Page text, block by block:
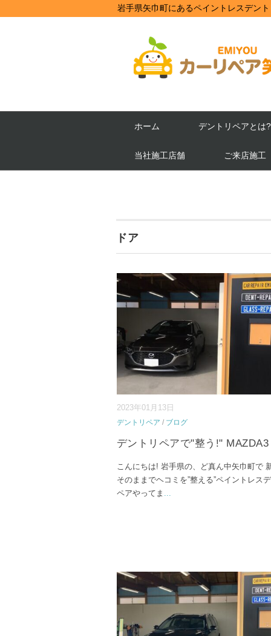
岩手県矢巾町にあるペイントレスデン
ホーム デントリペアとは?
当社施工店舗 ご来店施工
ドア
2023年01月13日
デントリペア / ブログ
デントリペアで"整う!" MAZDA3
こんにちは! 岩手県の、ど真ん中矢巾町で
そのままでヘコミを”整える”ペイントレス
ペアやってま ...